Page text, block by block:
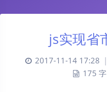
js实现省
2017-11-14 17:28 |
175 字